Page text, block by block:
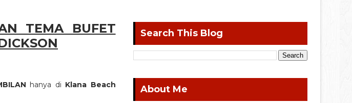
TEMA BUFET
hanya di Klana Beach
Search This Blog
About Me